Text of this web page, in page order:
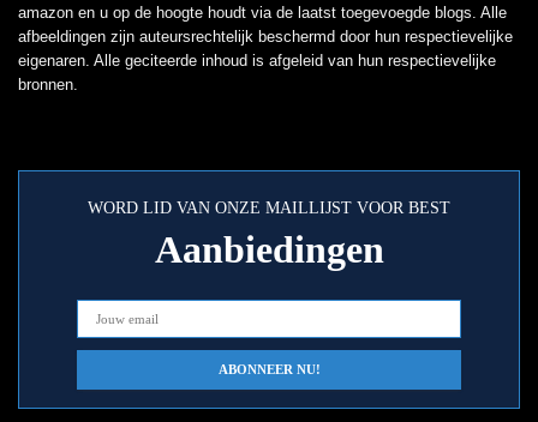
amazon en u op de hoogte houdt via de laatst toegevoegde blogs. Alle
afbeeldingen zijn auteursrechtelijk beschermd door hun respectievelijke
eigenaren. Alle geciteerde inhoud is afgeleid van hun respectievelijke
bronnen.
WORD LID VAN ONZE MAILLIJST VOOR BEST
Aanbiedingen